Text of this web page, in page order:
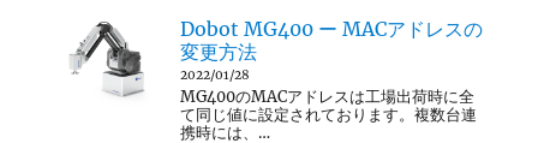
Dobot MG400 ー MACアドレスの
変更方法
2022/01/28
MG400のMACアドレスは工場出荷時に全
て同じ値に設定されております。複数台連
携時には、…